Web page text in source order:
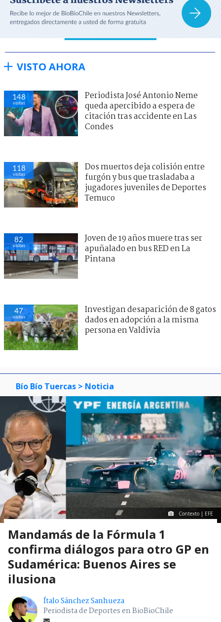
VISTO AHORA
148
visitas
Periodista José Antonio Neme
queda apercibido a espera de
citación tras accidente en Las
Condes
118
visitas
Dos muertos deja colisión entre
furgón y bus que trasladaba a
jugadores juveniles de Deportes
Temuco
82
visitas
Joven de 19 años muere tras ser
apuñalado en bus RED en La
Pintana
47
visitas
Investigan desaparición de 8 gatos
dados en adopción a la misma
persona en Valdivia
Bío Bío Tuercas > Noticia
Contexto | EFE
Mandamás de la Fórmula 1
confirma diálogos para otro GP en
Sudamérica: Buenos Aires se
ilusiona
Ítalo Sánchez Sanhueza
Periodista de Deportes en BioBioChile